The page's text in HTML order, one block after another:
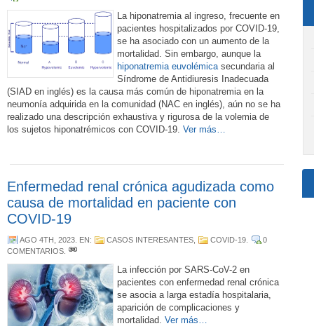
La hiponatremia al ingreso, frecuente en
pacientes hospitalizados por COVID-19,
se ha asociado con un aumento de la
mortalidad. Sin embargo, aunque la
hiponatremia euvolémicasecundaria al
Síndrome de Antidiuresis Inadecuada
(SIAD en inglés) es la causa más común de hiponatremia en la
neumonía adquirida en la comunidad (NAC en inglés), aún no se ha
realizado una descripción exhaustiva y rigurosa de la volemia de
los sujetos hiponatrémicos con COVID-19. Ver más…
Enfermedad renal crónica agudizada como
causa de mortalidad en paciente con
COVID-19
AGO 4TH, 2023 . EN: CASOS INTERESANTES COVID-19
0
COMENTARIOS
La infección por SARS-CoV-2 en
pacientes con enfermedad renal crónica
se asocia a larga estadía hospitalaria,
aparición de complicaciones y
mortalidad. Ver más…